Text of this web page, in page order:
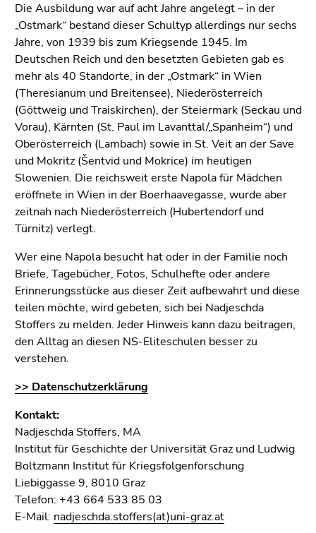
Die Ausbildung war auf acht Jahre angelegt – in der
„Ostmark“ bestand dieser Schultyp allerdings nur sechs
Jahre, von 1939 bis zum Kriegsende 1945. Im
Deutschen Reich und den besetzten Gebieten gab es
mehr als 40 Standorte, in der „Ostmark“ in Wien
(Theresianum und Breitensee), Niederösterreich
(Göttweig und Traiskirchen), der Steiermark (Seckau und
Vorau), Kärnten (St. Paul im Lavanttal/„Spanheim“) und
Oberösterreich (Lambach) sowie in St. Veit an der Save
und Mokritz (Šentvid und Mokrice) im heutigen
Slowenien. Die reichsweit erste Napola für Mädchen
eröffnete in Wien in der Boerhaavegasse, wurde aber
zeitnah nach Niederösterreich (Hubertendorf und
Türnitz) verlegt.
Wer eine Napola besucht hat oder in der Familie noch
Briefe, Tagebücher, Fotos, Schulhefte oder andere
Erinnerungsstücke aus dieser Zeit aufbewahrt und diese
teilen möchte, wird gebeten, sich bei Nadjeschda
Stoffers zu melden. Jeder Hinweis kann dazu beitragen,
den Alltag an diesen NS-Eliteschulen besser zu
verstehen.
>> Datenschutzerklärung
Kontakt:
Nadjeschda Stoffers, MA
Institut für Geschichte der Universität Graz und Ludwig
Boltzmann Institut für Kriegsfolgenforschung
Liebiggasse 9, 8010 Graz
Telefon: +43 664 533 85 03
E-Mail: nadjeschda.stoffers(at)uni-graz.at